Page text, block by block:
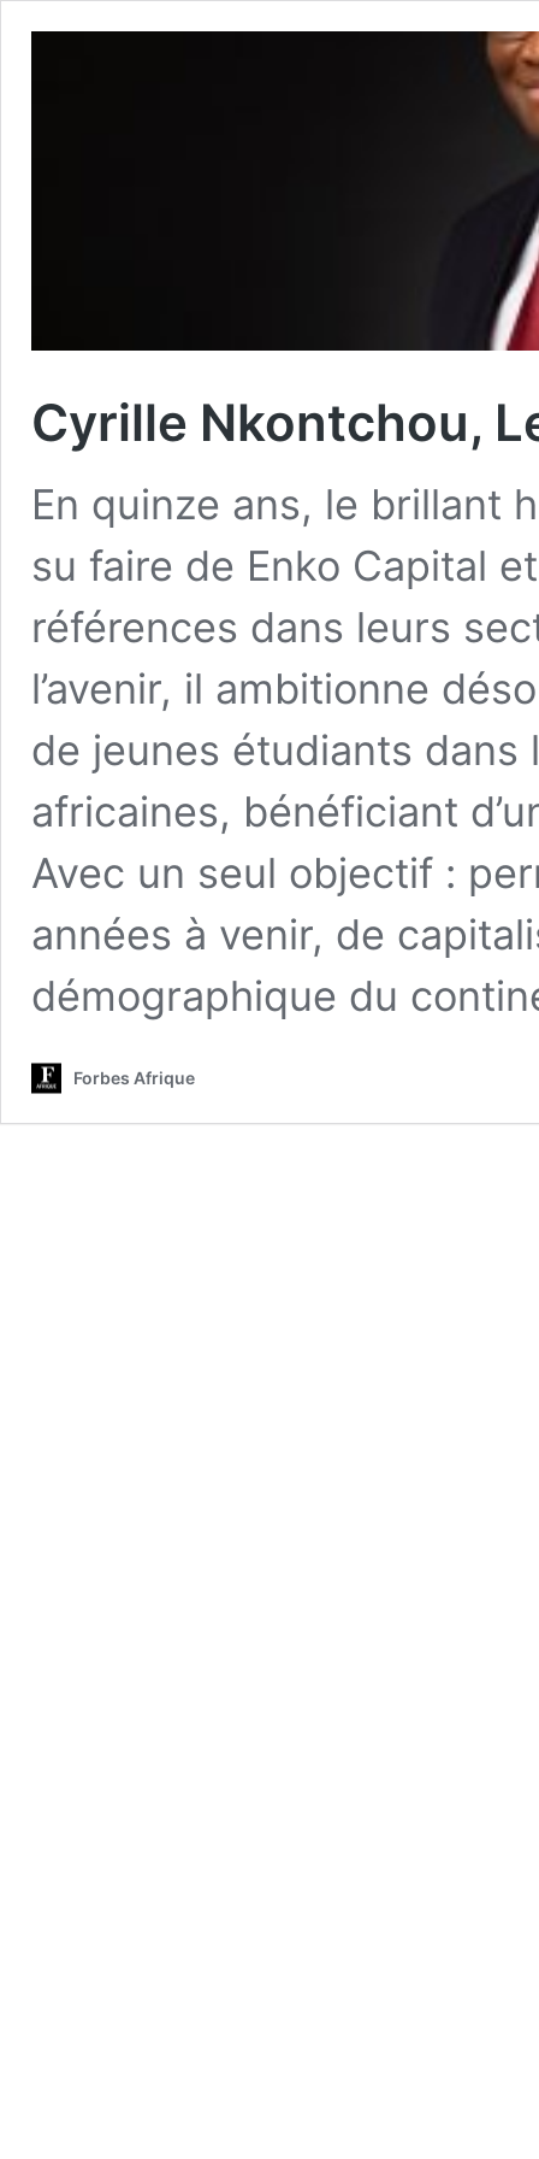
Cyrille Nkontchou,
En quinze ans, le brillant
su faire de Enko Capital
références dans leurs
l’avenir, il ambitionne
de jeunes étudiants
africaines, bénéficiant
Avec un seul objectif :
années à venir, de
démographique du
Forbes Afrique